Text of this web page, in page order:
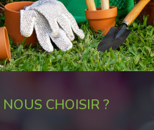
CHOISIR ?